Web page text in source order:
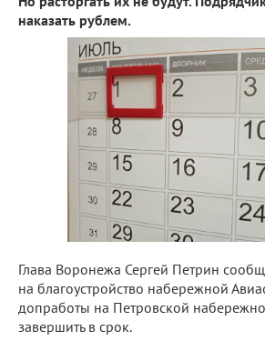
наказать рублем.
Глава Воронежа Сергей Петрин
на благоустройство набережной
допработы на Петровской
завершить в срок.